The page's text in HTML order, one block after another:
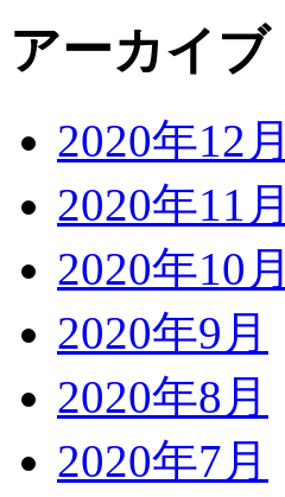
アーカイブ
2020年12月
2020年11月
2020年10月
2020年9月
2020年8月
2020年7月